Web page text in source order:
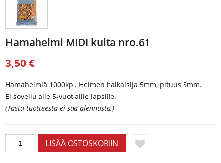
Hamahelmi MIDI kulta nro.61
3,50 €
Hamahelmiä 1000kpl. Helmen halkaisija 5mm, pituus 5mm.
Ei sovellu alle 5-vuotiaille lapsille.
(Tästä tuotteesta ei saa alennusta.)